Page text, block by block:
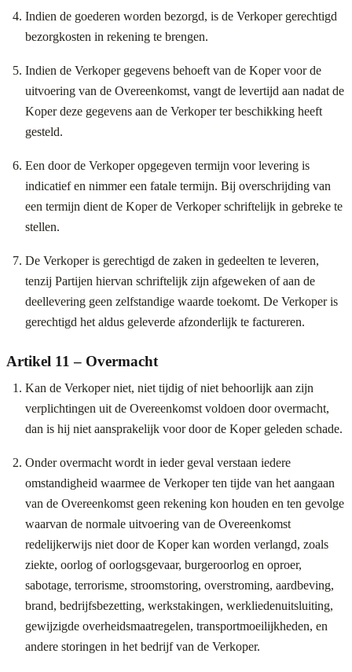
Indien de goederen worden bezorgd, is de Verkoper gerechtigd
bezorgkosten in rekening te brengen.
Indien de Verkoper gegevens behoeft van de Koper voor de
uitvoering van de Overeenkomst, vangt de levertijd aan nadat de
Koper deze gegevens aan de Verkoper ter beschikking heeft
gesteld.
Een door de Verkoper opgegeven termijn voor levering is
indicatief en nimmer een fatale termijn. Bij overschrijding van
een termijn dient de Koper de Verkoper schriftelijk in gebreke te
stellen.
De Verkoper is gerechtigd de zaken in gedeelten te leveren,
tenzij Partijen hiervan schriftelijk zijn afgeweken of aan de
deellevering geen zelfstandige waarde toekomt. De Verkoper is
gerechtigd het aldus geleverde afzonderlijk te factureren.
Artikel 11 – Overmacht
Kan de Verkoper niet, niet tijdig of niet behoorlijk aan zijn
verplichtingen uit de Overeenkomst voldoen door overmacht,
dan is hij niet aansprakelijk voor door de Koper geleden schade.
Onder overmacht wordt in ieder geval verstaan iedere
omstandigheid waarmee de Verkoper ten tijde van het aangaan
van de Overeenkomst geen rekening kon houden en ten gevolge
waarvan de normale uitvoering van de Overeenkomst
redelijkerwijs niet door de Koper kan worden verlangd, zoals
ziekte, oorlog of oorlogsgevaar, burgeroorlog en oproer,
sabotage, terrorisme, stroomstoring, overstroming, aardbeving,
brand, bedrijfsbezetting, werkstakingen, werkliedenuitsluiting,
gewijzigde overheidsmaatregelen, transportmoeilijkheden, en
andere storingen in het bedrijf van de Verkoper.